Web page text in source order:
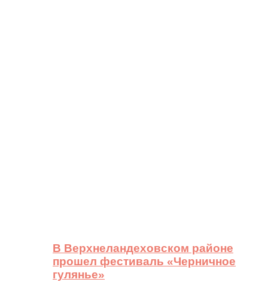
В Верхнеландеховском районе
прошел фестиваль «Черничное
гулянье»